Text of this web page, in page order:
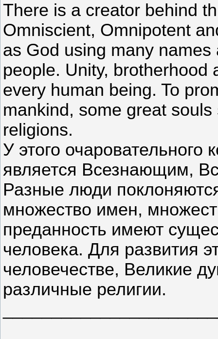
There is a creator behind
Omniscient, Omnipotent
as God using many
people. Unity, brotherhood
every human being. To
mankind, some great
religions.
У этого очаровательного
является Всезнающим,
Разные люди
множество имен,
преданность имеют
человека. Для развития
человечестве, Великие
различные религии.